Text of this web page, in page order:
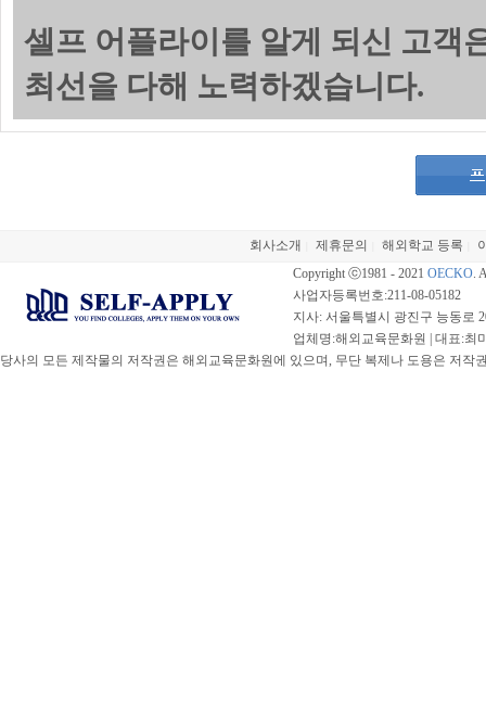
셀프 어플라이를 알게 되신 고객
최선을 다해 노력하겠습니다.
회사소개 제휴문의 해외학교 등록
Copyright ⓒ1981 - 2021 OECKO.
사업자등록번호:211-08-05182
지사: 서울특별시 광진구 능동로
업체명:해외교육문화원 | 대표:최
당사의 모든 제작물의 저작권은 해외교육문화원에 있으며, 무단 복제나 도용은 저